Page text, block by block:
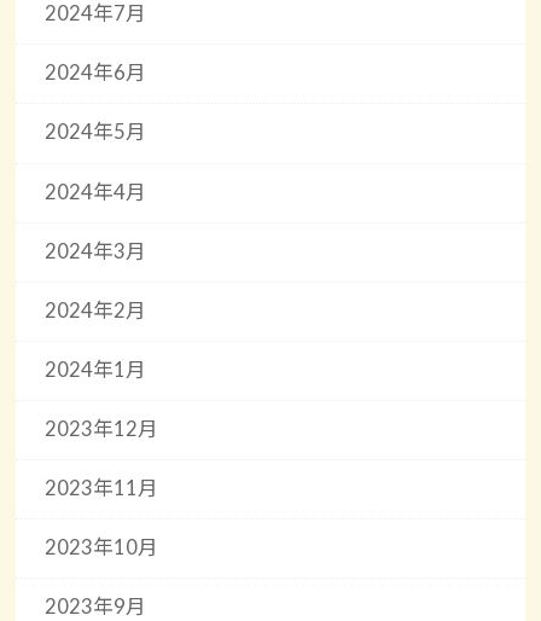
2024年7月
2024年6月
2024年5月
2024年4月
2024年3月
2024年2月
2024年1月
2023年12月
2023年11月
2023年10月
2023年9月